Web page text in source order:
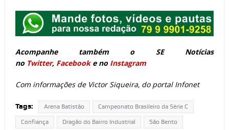
Acompanhe também o SE Notícias
no Twitter, Facebooke no Instagram
Com informações de Victor Siqueira, do portal Infonet
Tags: Arena Batistão Campeonato Brasileiro da Série C
Confiança Dragão do Bairro Industrial São Bento